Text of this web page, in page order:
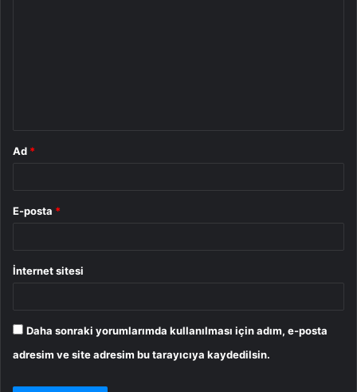
Ad *
E-posta *
İnternet sitesi
Daha sonraki yorumlarımda kullanılması için adım, e-posta
adresim ve site adresim bu tarayıcıya kaydedilsin.